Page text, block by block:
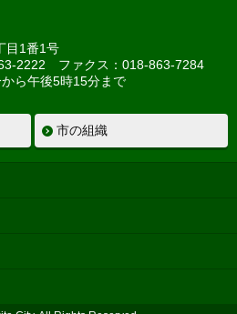
目1番1号
2222 ファクス：018-863-7284
ら午後5時15分まで
市の組織